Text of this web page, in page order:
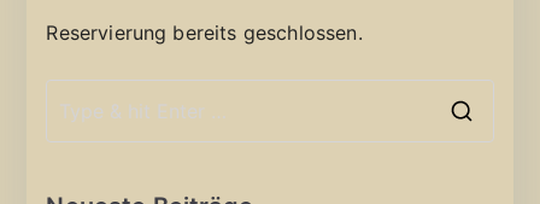
Reservierung bereits geschlossen.